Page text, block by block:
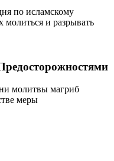
по исламскому
и разрывать
молитвы магриб
меры